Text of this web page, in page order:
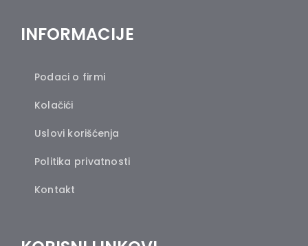
INFORMACIJE
Podaci o firmi
Kolačići
Uslovi korišćenja
Politika privatnosti
Kontakt